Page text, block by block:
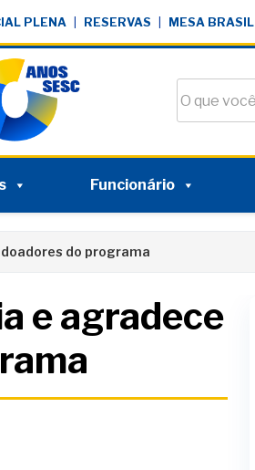
PLENA RESERVAS MESA BRASIL
Funcionário
do programa
e agradece